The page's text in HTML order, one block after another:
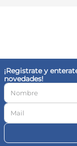
¡Registrate y
novedades!